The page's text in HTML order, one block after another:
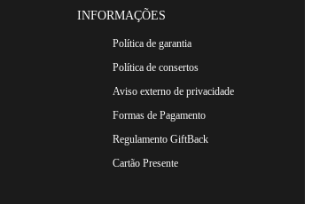
INFORMAÇÕES
Política de garantia
Política de consertos
Aviso externo de privacidade
Formas de Pagamento
Regulamento GiftBack
Cartão Presente